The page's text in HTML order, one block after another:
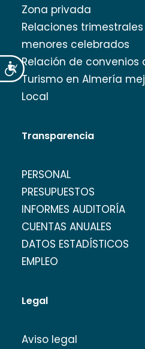
Accesibilidad
Zona privada
Relaciones
menores celebrados
Relación de convenios
Turismo en Almería
Local
Transparencia
PERSONAL
PRESUPUESTOS
INFORMES AUDITORÍA
CUENTAS ANUALES
DATOS ESTADÍSTICOS
EMPLEO
Legal
Aviso legal